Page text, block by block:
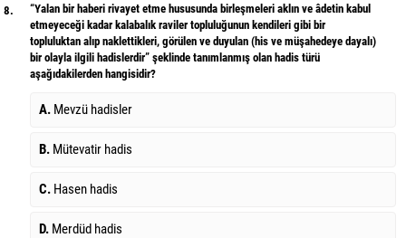
8.
“Yalan bir haberi rivayet etme hususunda birleşmeleri aklın ve âdetin kabul
etmeyeceği kadar kalabalık raviler topluluğunun kendileri gibi bir
topluluktan alıp naklettikleri, görülen ve duyulan (his ve müşahedeye dayalı)
bir olayla ilgili hadislerdir” şeklinde tanımlanmış olan hadis türü
aşağıdakilerden hangisidir?
A. Mevzü hadisler
B. Mütevatir hadis
C. Hasen hadis
D. Merdüd hadis